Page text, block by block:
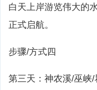
白天上岸游览伟大的
正式启航。
步骤/方式四
第三天：神农溪/巫峡/